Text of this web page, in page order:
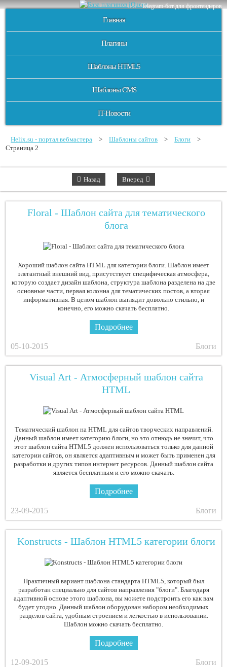
Telegram-бот для фронтендеров
Главная
Плагины
Шаблоны HTML5
Шаблоны CMS
IT-Новости
Helix.su - портал вебмастера > Шаблоны сайтов > Блоги
>
Страница 2
Назад Вперед
Floral - Шаблон сайта для тематического
блога
Хороший шаблон сайта HTML для категории блоги. Шаблон имеет
элегантный внешний вид, присутствует специфическая атмосфера,
которую создает дизайн шаблона, структура шаблона разделена на две
основные части, первая колонна для тематических постов, а вторая
информативная. В целом шаблон выглядит довольно стильно, и
конечно, его можно скачать бесплатно.
Подробнее
05-10-2015 Блоги
Visual Art - Атмосферный шаблон сайта
HTML
Тематический шаблон на HTML для сайтов творческих направлений.
Данный шаблон имеет категорию блоги, но это отнюдь не значит, что
этот шаблон сайта HTML5 должен использоваться только для данной
категории сайтов, он является адаптивным и может быть применен для
разработки и других типов интернет ресурсов. Данный шаблон сайта
является бесплатным и его можно скачать.
Подробнее
23-09-2015 Блоги
Konstructs - Шаблон HTML5 категории блоги
Практичный вариант шаблона стандарта HTML5, который был
разработан специально для сайтов направления "блоги". Благодаря
адаптивной основе этого шаблона, вы можете подстроить его как вам
будет угодно. Данный шаблон оборудован набором необходимых
разделов сайта, удобным строением и легкостью в использовании.
Шаблон можно скачать бесплатно.
Подробнее
12-09-2015 Блоги